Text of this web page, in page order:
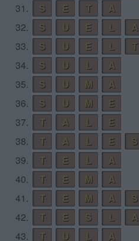
31.
S E T
A
32.
S U E L
A
33.
S U E L T
34.
S U L
A
35.
S U M
A
36.
S U M
E
37.
T A L
E
38.
T A L E
S
39.
T E L
A
40.
T E M
A
41.
T E M A
S
42.
T E S L
A
43.
T U L A